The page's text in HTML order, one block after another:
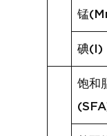
锰
碘(I)
饱和